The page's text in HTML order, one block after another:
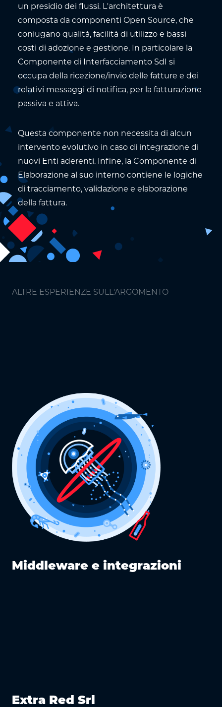
un presidio dei flussi. L'architettura è
composta da componenti Open Source, che
coniugano qualità, facilità di utilizzo e bassi
costi di adozione e gestione. In particolare la
Componente di Interfacciamento SdI si
occupa della ricezione/invio delle fatture e dei
relativi messaggi di notifica, per la fatturazione
passiva e attiva.
Questa componente non necessita di alcun
intervento evolutivo in caso di integrazione di
nuovi Enti aderenti. Infine, la Componente di
Elaborazione al suo interno contiene le logiche
di tracciamento, validazione e elaborazione
della fattura.
ALTRE ESPERIENZE SULL'ARGOMENTO
Middleware e integrazioni
Extra Red Srl